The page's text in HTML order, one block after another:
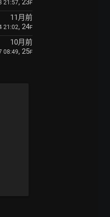
21:57, 23F
11月前
21:02, 24F
10月前
08:49, 25F